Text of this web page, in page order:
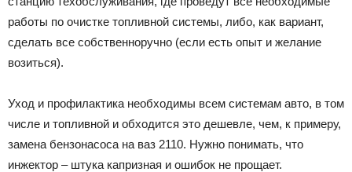
работы по очистке топливной системы, либо, как вариант,
сделать все собственноручно (если есть опыт и желание
возиться).
Уход и профилактика необходимы всем системам авто, в том
числе и топливной и обходится это дешевле, чем, к примеру,
замена бензонасоса на ваз 2110. Нужно понимать, что
инжектор – штука капризная и ошибок не прощает.